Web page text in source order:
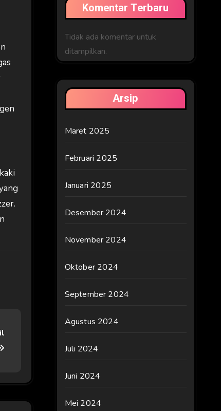
Komentar Terbaru
Tidak ada komentar untuk
ditampilkan.
Arsip
Maret 2025
Februari 2025
Januari 2025
Desember 2024
November 2024
Oktober 2024
September 2024
Agustus 2024
Juli 2024
Juni 2024
Mei 2024